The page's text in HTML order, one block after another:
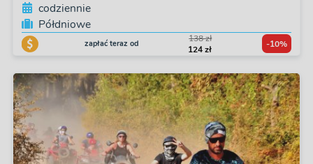
codziennie
Półdniowe
zapłać teraz od
138 zł
124 zł
-10%